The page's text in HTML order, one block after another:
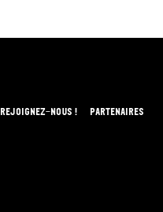
REJOIGNEZ-NOUS ! PARTENAIRES